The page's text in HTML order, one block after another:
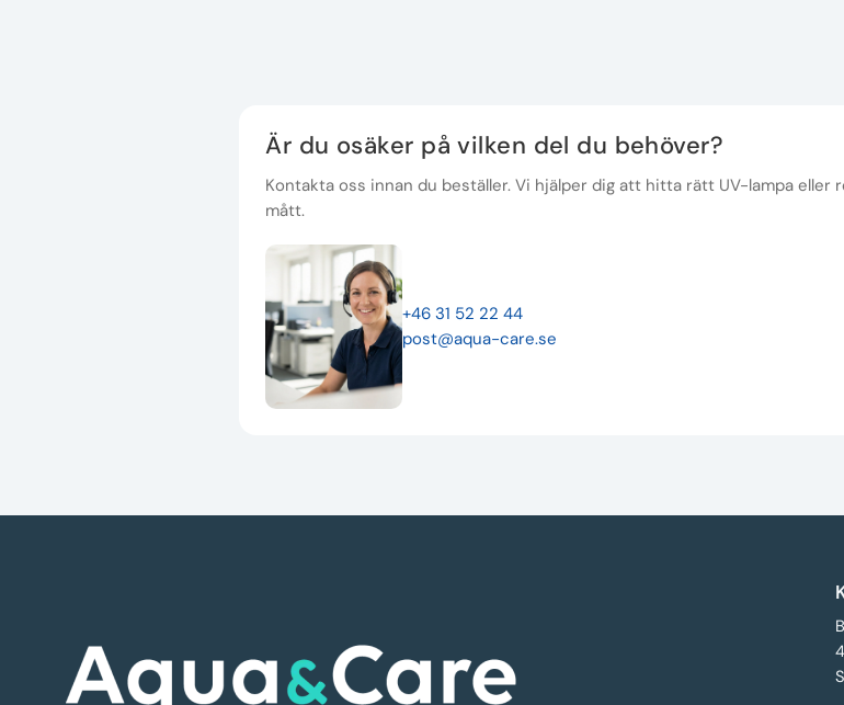
Är du osäker på vilken del du behöver?
Kontakta oss innan du beställer. Vi hjälper dig att hitta rätt UV-lampa eller
mått.
+46 31 52 22 44
post@aqua-care.se